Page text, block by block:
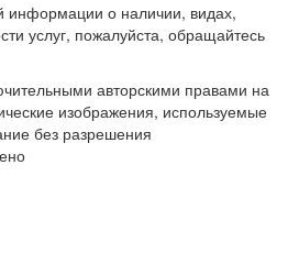
информации о наличии, видах,
услуг, пожалуйста, обращайтесь
авторскими правами на
изображения, используемые
без разрешения